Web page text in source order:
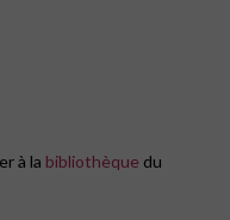
à la bibliothèque du